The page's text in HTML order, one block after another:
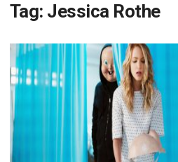
Tag: Jessica Rothe